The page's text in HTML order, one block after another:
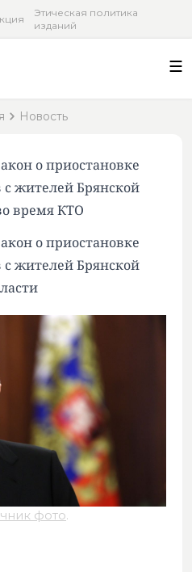
Этическая политика
изданий
Новость
о приостановке
с жителей Брянской
время КТО
о приостановке
с жителей Брянской
фото.